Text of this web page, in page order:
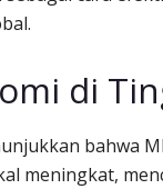
di
bahwa
meningkat,